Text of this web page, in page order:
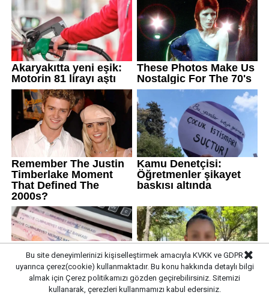
Bu site deneyimlerinizi kişiselleştirmek amacıyla KVKK ve GDPR
uyarınca çerez(cookie) kullanmaktadır. Bu konu hakkında detaylı bilgi
almak için Çerez politikamızı gözden geçirebilirsiniz. Sitemizi
kullanarak, çerezleri kullanmamızı kabul edersiniz.